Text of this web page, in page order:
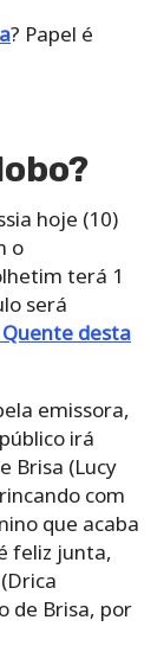
? Papel é
hoje (10)
o
terá 1
será
desta
emissora,
irá
Brisa (Lucy
com
que acaba
feliz junta,
de Brisa, por